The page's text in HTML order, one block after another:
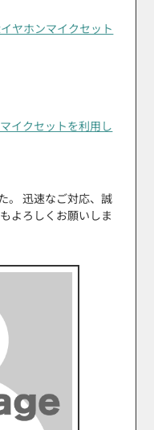
ヤホンマイクセット
イクセットを利用し
。 迅速なご対応、誠
よろしくお願いしま